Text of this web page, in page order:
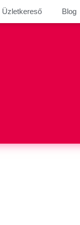
Üzletkereső Blog